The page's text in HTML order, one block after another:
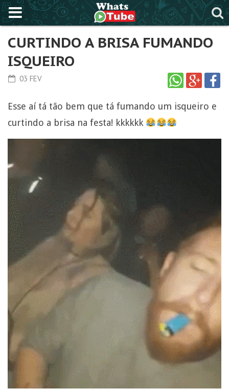
CURTINDO A BRISA FUMANDO
ISQUEIRO
03 FEV
Esse aí tá tão bem que tá fumando um isqueiro e
curtindo a brisa na festa! kkkkkk